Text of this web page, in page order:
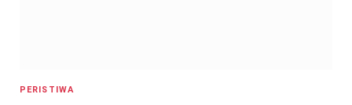
PERISTIWA